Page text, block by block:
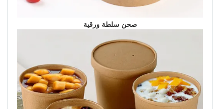
صحن سلطة ورقية